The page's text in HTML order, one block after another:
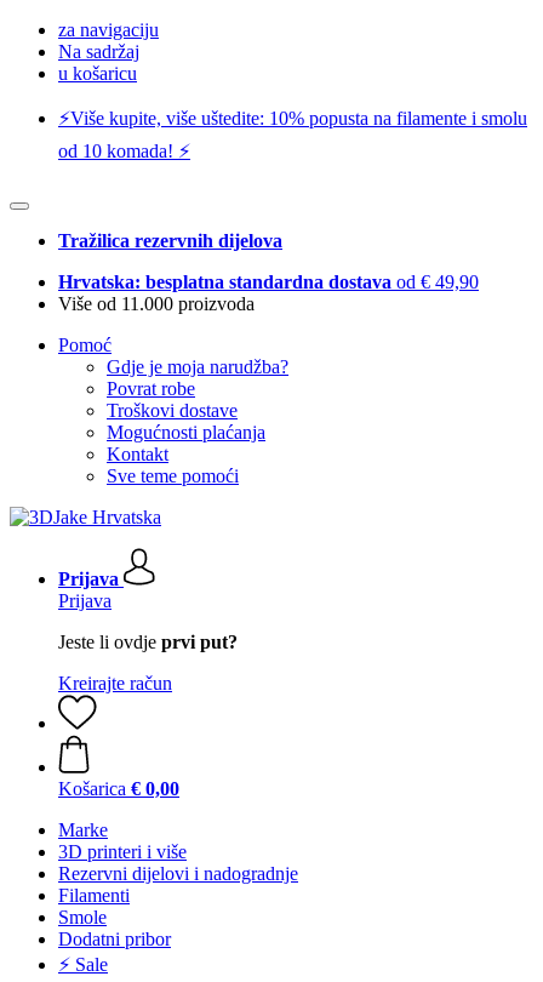
za navigaciju
Na sadržaj
u košaricu
⚡️Više kupite, više uštedite: 10% popusta na filamente i smolu
od 10 komada! ⚡️
Tražilica rezervnih dijelova
Hrvatska: besplatna standardna dostava od € 49,90
Više od 11.000 proizvoda
Pomoć
Gdje je moja narudžba?
Povrat robe
Troškovi dostave
Mogućnosti plaćanja
Kontakt
Sve teme pomoći
Prijava
Prijava
Jeste li ovdje prvi put?
Kreirajte račun
Košarica € 0,00
Marke
3D printeri i više
Rezervni dijelovi i nadogradnje
Filamenti
Smole
Dodatni pribor
⚡ Sale